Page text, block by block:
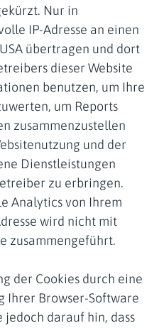
Nur in
IP-Adresse an einen
übertragen und dort
dieser Website
benutzen, um Ihre
um Reports
zusammenzustellen
und der
Dienstleistungen
zu erbringen.
Analytics von Ihrem
wird nicht mit
zusammengeführt.
der Cookies durch eine
Ihrer Browser-Software
darauf hin, dass